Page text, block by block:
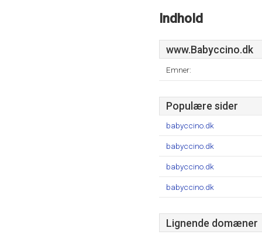
Indhold
www.Babyccino.dk
Emner:
Populære sider
babyccino.dk
babyccino.dk
babyccino.dk
babyccino.dk
Lignende domæner